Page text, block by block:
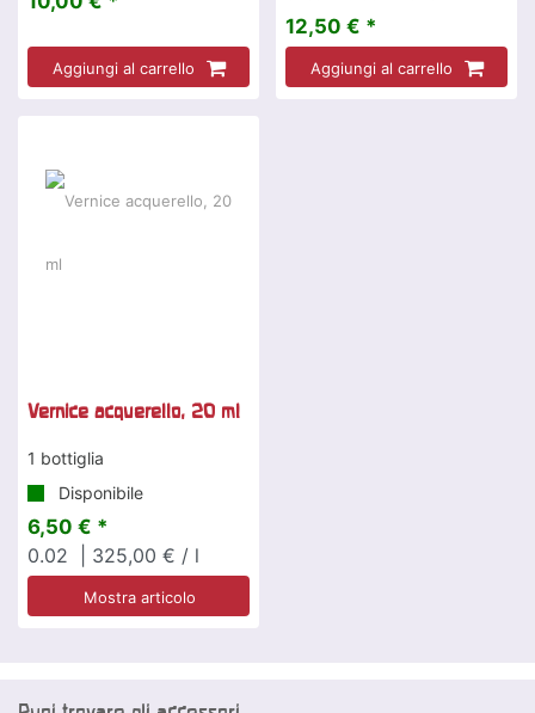
Aggiungi al carrello
12,50 € *
Aggiungi al carrello
Vernice acquerello, 20 ml
1 bottiglia
Disponibile
6,50 € *
0.02
| 325,00 € / l
Mostra articolo